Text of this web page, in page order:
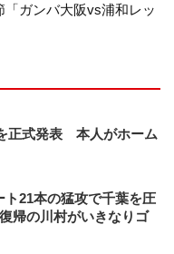
「ガンバ大阪vs浦和レッ
正式発表 本人がホーム
ト21本の猛攻で千葉を圧
帰の川村がいきなりゴ